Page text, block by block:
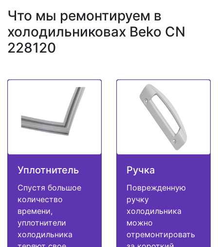
Что мы ремонтируем в
холодильниковах Beko CN
228120
Уплотнитель
Спустя большое
количество
времени,
уплотнители
холодильника
Ручка
Поврежденную
ручку
холодильника
можно
отремонтировать